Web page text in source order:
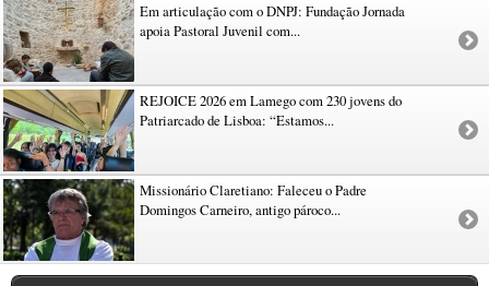
Em articulação com o DNPJ: Fundação Jornada
apoia Pastoral Juvenil com...
REJOICE 2026 em Lamego com 230 jovens do
Patriarcado de Lisboa: “Estamos...
Missionário Claretiano: Faleceu o Padre
Domingos Carneiro, antigo pároco...